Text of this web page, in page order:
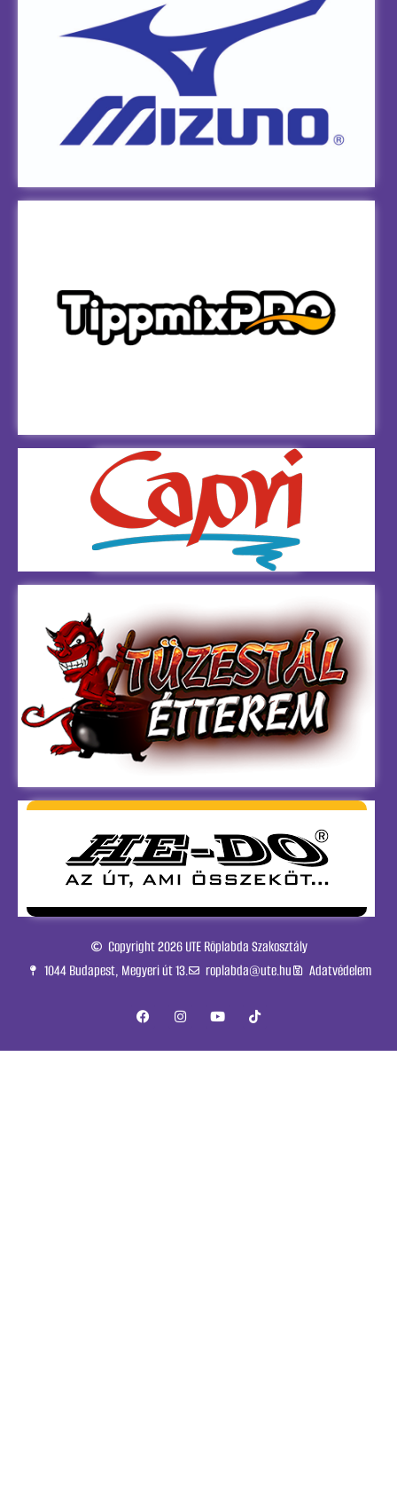
Copyright 2026 UTE Röplabda Szakosztály
1044 Budapest, Megyeri út 13.
roplabda@ute.hu Adatvédelem